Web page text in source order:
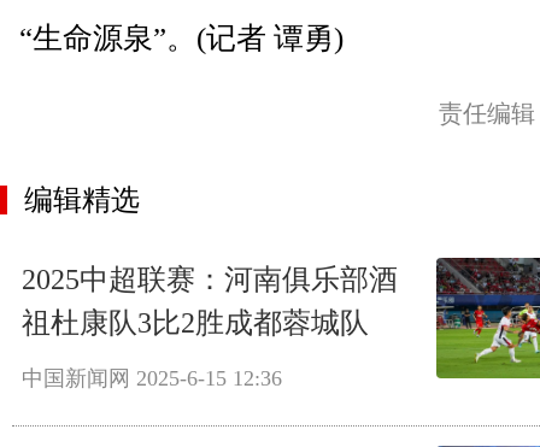
“生命源泉”。(记者 谭勇)
责任编
编辑精选
2025中超联赛：河南俱乐部酒
祖杜康队3比2胜成都蓉城队
中国新闻网 2025-6-15 12:36